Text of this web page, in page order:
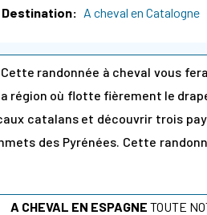
Destination A cheval en Catalogne
randonnée à cheval vous
région où flotte fièrement le
catalans et découvrir trois
des Pyrénées. Cette
A CHEVAL EN ESPAGNE TOUTE